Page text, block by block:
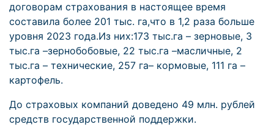
договорам страхования в настоящее время
составила более 201 тыс. га,что в 1,2 раза больше
уровня 2023 года.Из них:173 тыс.га – зерновые, 3
тыс.га –зернобобовые, 22 тыс.га –масличные, 2
тыс.га – технические, 257 га– кормовые, 111 га –
картофель.
До страховых компаний доведено 49 млн. рублей
средств государственной поддержки.